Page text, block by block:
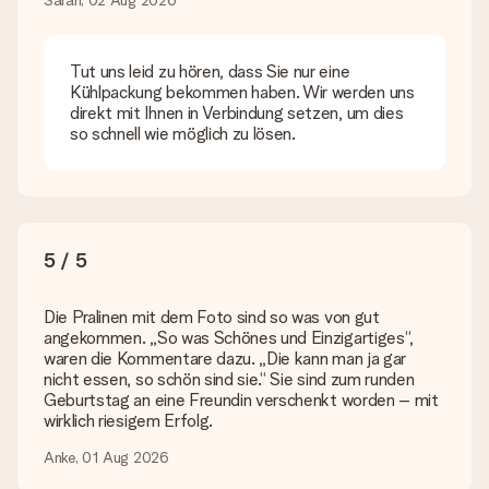
Was, wenn die von mir gewünschte Farbe oder eine andere
Option nicht zur Verfügung steht?
Suchst du ein spezielles Geschenk oder ein Geschenk in einer
bestimmten Farbe aber wirst auf unserer Seite nicht fündig?
die Geschenkkarte?
In unserem Warenkorb bieten wie die Option „Gratis
Karte mitschicken möchtest. Auf diese Karte kannst du eine
persönliche Nachricht schreiben, sodass der Empfänger genau
weiß, von wem die Überraschung ist.
Wird mein Geschenk in Geschenkpapier geliefert?
Derzeit bieten wir (noch) keinen Einpackservice. Aber unsere
Geschenke werden in einer fröhlichen Versandverpackung
geliefert. Somit ist dein Geschenk automatisch zum
Tut uns leid zu hören, dass Sie nur eine
Kühlpackung bekommen haben. Wir werden uns
direkt mit Ihnen in Verbindung setzen, um dies
so schnell wie möglich zu lösen.
5 / 5
Die Pralinen mit dem Foto sind so was von gut
angekommen. „So was Schönes und Einzigartiges“,
waren die Kommentare dazu. „Die kann man ja gar
nicht essen, so schön sind sie.“ Sie sind zum runden
Geburtstag an eine Freundin verschenkt worden – mit
wirklich riesigem Erfolg.
Anke, 01 Aug 2026